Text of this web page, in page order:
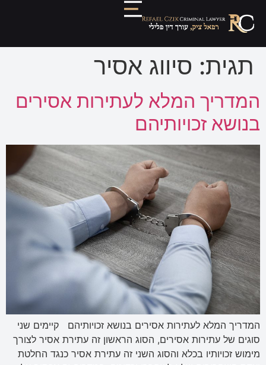
תגית: סיווג אסיר
המדריך המלא לעתירות אסירים
בנושא זכויותיהם
המדריך המלא לעתירות אסירים בנושא זכויותיהם קיימים שני
סוגים של עתירות אסירים, הסוג הראשון זה עתירת אסיר לצורך
מימוש זכויותיו בכלא והסוג השני זה עתירת אסיר כנגד החלטת